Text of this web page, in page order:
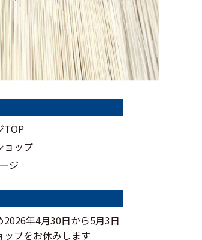
TOP
ョップ
ジ
2026年4月30日から5月3日
ップをお休みします